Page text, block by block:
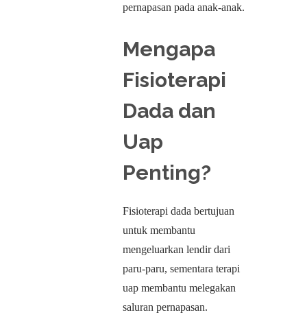
pernapasan pada anak-anak.
Mengapa
Fisioterapi
Dada dan
Uap
Penting?
Fisioterapi dada bertujuan
untuk membantu
mengeluarkan lendir dari
paru-paru, sementara terapi
uap membantu melegakan
saluran pernapasan.